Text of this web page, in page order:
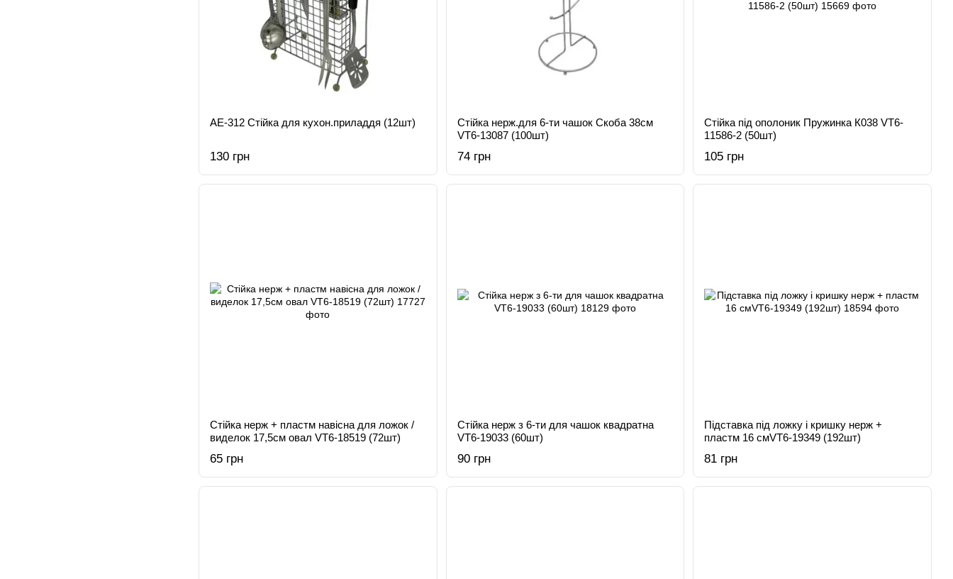
АЕ-312 Стійка для кухон.приладдя (12шт)
130 грн
Стійка нерж.для 6-ти чашок Скоба 38см
VT6-13087 (100шт)
74 грн
Стійка під ополоник Пружинка К038 VT6-
11586-2 (50шт)
105 грн
Стійка нерж + пластм навісна для ложок /
виделок 17,5см овал VT6-18519 (72шт)
65 грн
Стійка нерж з 6-ти для чашок квадратна
VT6-19033 (60шт)
90 грн
Підставка під ложку і кришку нерж +
пластм 16 смVT6-19349 (192шт)
81 грн